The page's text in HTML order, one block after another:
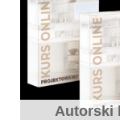
Autorski